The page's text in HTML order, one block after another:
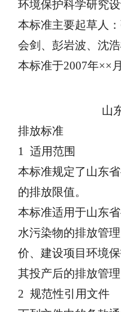
环境保护科学研究设
本标准主要起草人
会剑、彭岩波、沈
本标准于2007年××
山东省半岛
排放标准
1 适用范围
本标准规定了山东
的排放限值。
本标准适用于山东
水污染物的排放管
价、建设项目环境
其投产后的排放管理
2 规范性引用文件